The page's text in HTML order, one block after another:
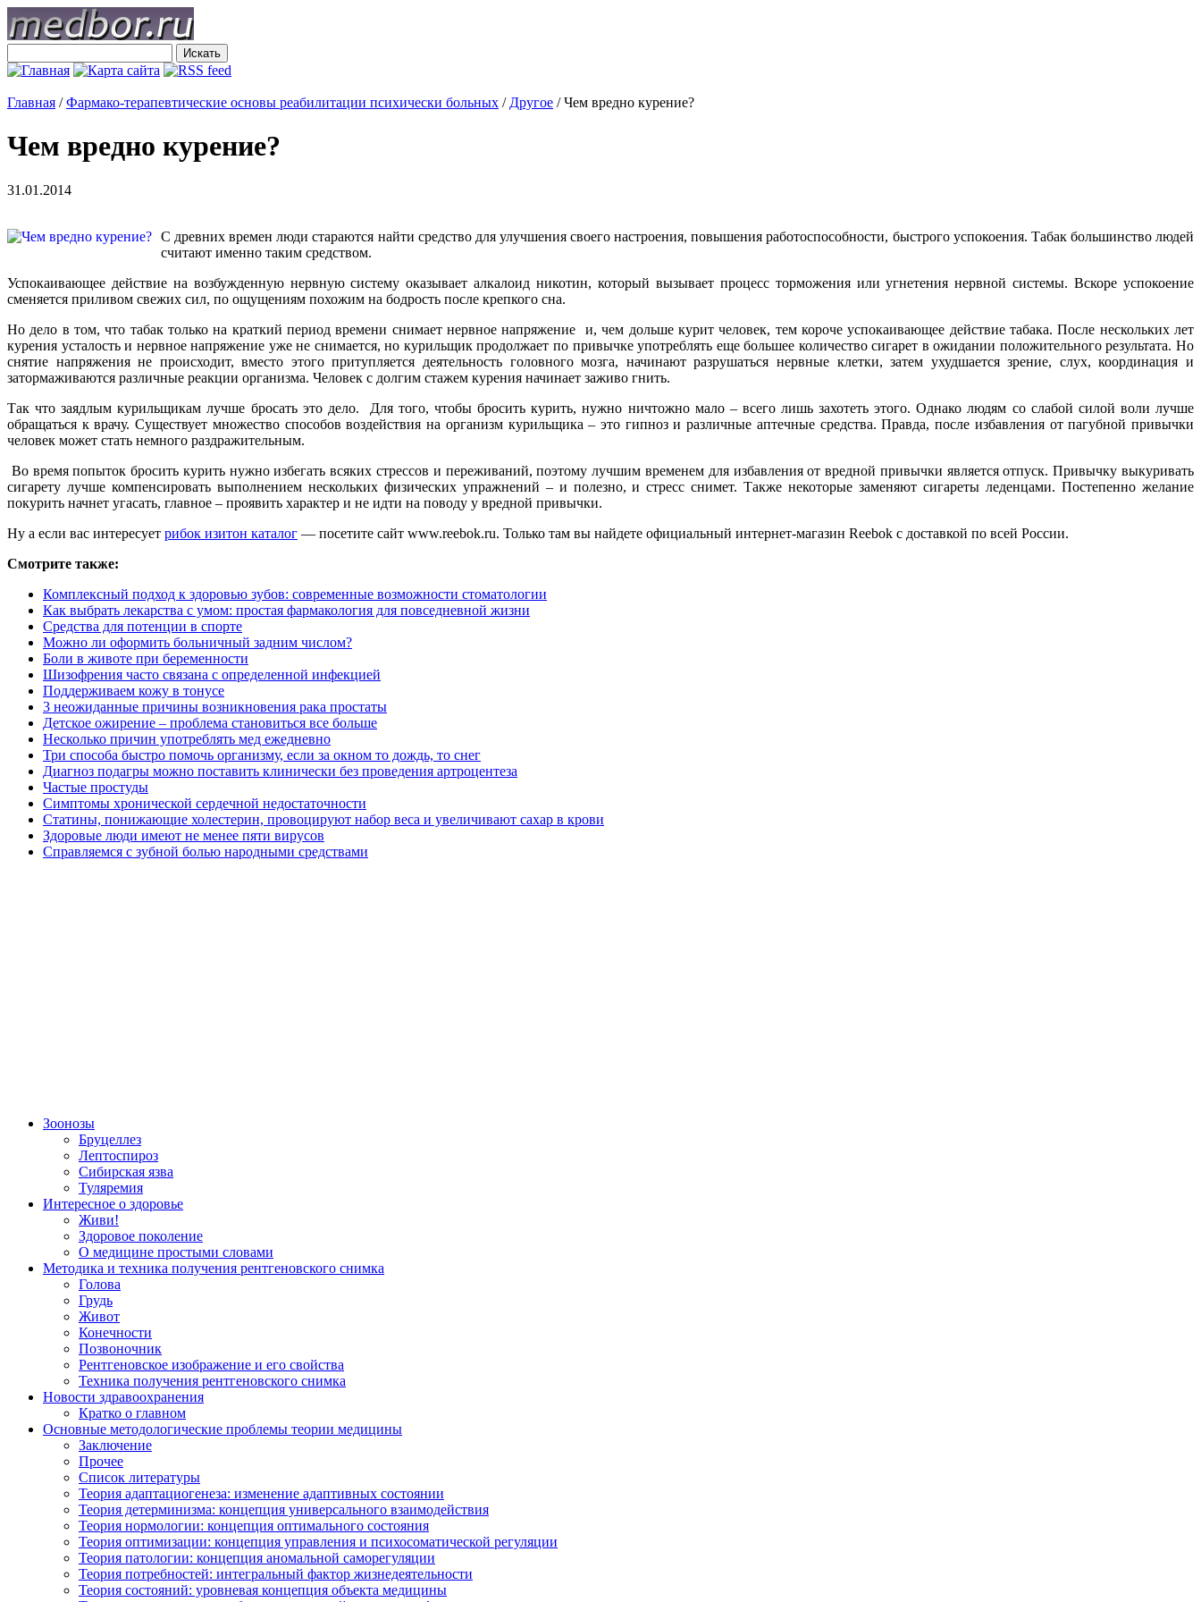
Главная /Фармако-терапевтические основы реабилитации психически больных / Другое /Чем вредно курение?
Чем вредно курение?
31.01.2014
С древних времен люди стараются найти средство для улучшения своего настроения, повышения работоспособности, быстрого успокоения. Табак большинство людей
считают именно таким средством.
Успокаивающее действие на возбужденную нервную систему оказывает алкалоид никотин, который вызывает процесс торможения или угнетения нервной системы. Вскоре успокоение
сменяется приливом свежих сил, по ощущениям похожим на бодрость после крепкого сна.
Но дело в том, что табак только на краткий период времени снимает нервное напряжение и, чем дольше курит человек, тем короче успокаивающее действие табака. После нескольких лет
курения усталость и нервное напряжение уже не снимается, но курильщик продолжает по привычке употреблять еще большее количество сигарет в ожидании положительного результата. Но
снятие напряжения не происходит, вместо этого притупляется деятельность головного мозга, начинают разрушаться нервные клетки, затем ухудшается зрение, слух, координация и
затормаживаются различные реакции организма. Человек с долгим стажем курения начинает заживо гнить.
Так что заядлым курильщикам лучше бросать это дело. Для того, чтобы бросить курить, нужно ничтожно мало – всего лишь захотеть этого. Однако людям со слабой силой воли лучше
обращаться к врачу. Существует множество способов воздействия на организм курильщика – это гипноз и различные аптечные средства. Правда, после избавления от пагубной привычки
человек может стать немного раздражительным.
Во время попыток бросить курить нужно избегать всяких стрессов и переживаний, поэтому лучшим временем для избавления от вредной привычки является отпуск. Привычку выкуривать
сигарету лучше компенсировать выполнением нескольких физических упражнений – и полезно, и стресс снимет. Также некоторые заменяют сигареты леденцами. Постепенно желание
покурить начнет угасать, главное – проявить характер и не идти на поводу у вредной привычки.
Ну а если вас интересует рибок изитон каталог — посетите сайт www.reebok.ru. Только там вы найдете официальный интернет-магазин Reebok с доставкой по всей России.
Смотрите также:
Комплексный подход к здоровью зубов: современные возможности стоматологии
Как выбрать лекарства с умом: простая фармакология для повседневной жизни
Средства для потенции в спорте
Можно ли оформить больничный задним числом?
Боли в животе при беременности
Шизофрения часто связана с определенной инфекцией
Поддерживаем кожу в тонусе
3 неожиданные причины возникновения рака простаты
Детское ожирение – проблема становиться все больше
Несколько причин употреблять мед ежедневно
Три способа быстро помочь организму, если за окном то дождь, то снег
Диагноз подагры можно поставить клинически без проведения артроцентеза
Частые простуды
Симптомы хронической сердечной недостаточности
Статины, понижающие холестерин, провоцируют набор веса и увеличивают сахар в крови
Здоровые люди имеют не менее пяти вирусов
Справляемся с зубной болью народными средствами
Зоонозы
Бруцеллез
Лептоспироз
Сибирская язва
Туляремия
Интересное о здоровье
Живи!
Здоровое поколение
О медицине простыми словами
Методика и техника получения рентгеновского снимка
Голова
Грудь
Живот
Конечности
Позвоночник
Рентгеновское изображение и его свойства
Техника получения рентгеновского снимка
Новости здравоохранения
Кратко о главном
Основные методологические проблемы теории медицины
Заключение
Прочее
Список литературы
Теория адаптациогенеза: изменение адаптивных состоянии
Теория детерминизма: концепция универсального взаимодействия
Теория нормологии: концепция оптимального состояния
Теория оптимизации: концепция управления и психосоматической регуляции
Теория патологии: концепция аномальной саморегуляции
Теория потребностей: интегральный фактор жизнедеятельности
Теория состояний: уровневая концепция объекта медицины